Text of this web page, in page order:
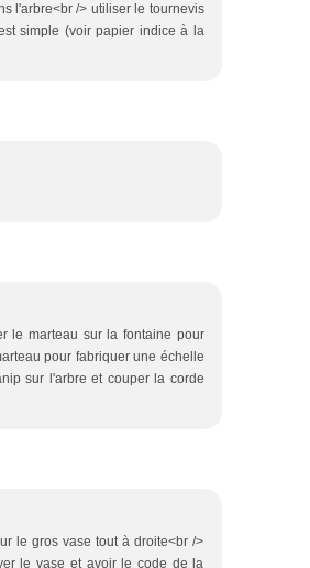
l'arbre<br /> utiliser le tournevis
simple (voir papier indice à la
le marteau sur la fontaine pour
pour fabriquer une échelle
sur l'arbre et couper la corde
le gros vase tout à droite<br />
le vase et avoir le code de la